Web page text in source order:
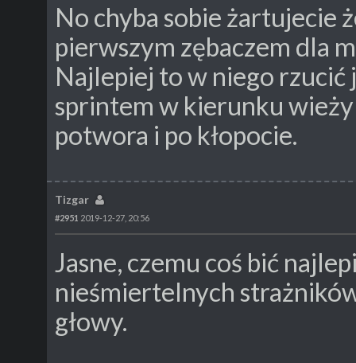
No chyba sobie żartujecie
pierwszym zębaczem dla
Najlepiej to w niego rzucić
sprintem w kierunku wieży
potwora i po kłopocie.
Tizgar
#2951 2019-12-27, 20:56
Jasne, czemu coś bić
nieśmiertelnych
głowy.